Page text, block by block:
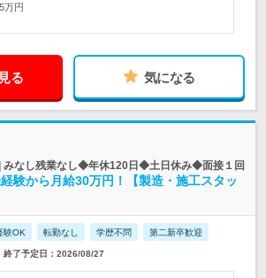
万円
る 気になる
みなし残業なし◆年休120日◆土日休み◆面接１回
験から月給30万円！【製造・施工スタッ
験OK 転勤なし 学歴不問 第二新卒歓迎
終了予定日：2026/08/27